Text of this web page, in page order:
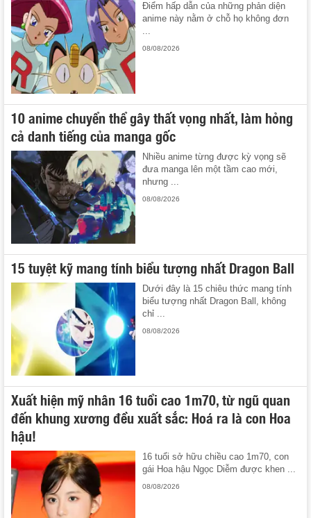
Điểm hấp dẫn của những phản diện
anime này nằm ở chỗ họ không đơn
...
08/08/2026
10 anime chuyển thể gây thất vọng nhất, làm hỏng
cả danh tiếng của manga gốc
Nhiều anime từng được kỳ vọng sẽ
đưa manga lên một tầm cao mới,
nhưng ...
08/08/2026
15 tuyệt kỹ mang tính biểu tượng nhất Dragon Ball
Dưới đây là 15 chiêu thức mang tính
biểu tượng nhất Dragon Ball, không
chỉ ...
08/08/2026
Xuất hiện mỹ nhân 16 tuổi cao 1m70, từ ngũ quan
đến khung xương đều xuất sắc: Hoá ra là con Hoa
hậu!
16 tuổi sở hữu chiều cao 1m70, con
gái Hoa hậu Ngọc Diễm được khen ...
08/08/2026